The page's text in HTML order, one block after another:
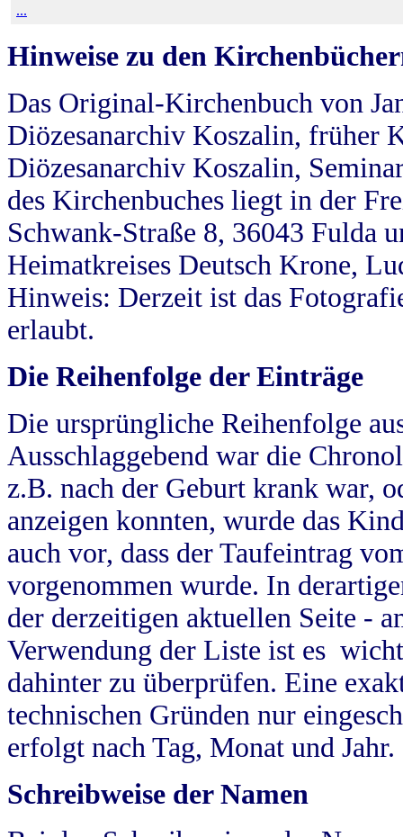
...
Hinweise zu den
Das Original-Kirchenbuch von
Diözesanarchiv Koszalin, früher
Diözesanarchiv Koszalin,
des Kirchenbuches liegt in der
Schwank-Straße 8, 36043 Fulda
Heimatkreises Deutsch Krone,
Hinweis: Derzeit ist das
erlaubt.
Die Reihenfolge der Einträge
Die ursprüngliche Reihenfolge
Ausschlaggebend war die
z.B. nach der Geburt krank war,
anzeigen konnten, wurde das
auch vor, dass der Taufeintrag
vorgenommen wurde. In
der derzeitigen aktuellen Seite -
Verwendung der Liste ist es
dahinter zu überprüfen. Eine
technischen Gründen nur
erfolgt nach Tag, Monat und Jahr.
Schreibweise der Namen